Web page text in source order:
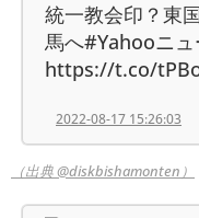
統一教会印？東
馬へ#Yahooニュ
https://t.co/
2022-08-17 15:26:03
（出典 @diskbishamonten）